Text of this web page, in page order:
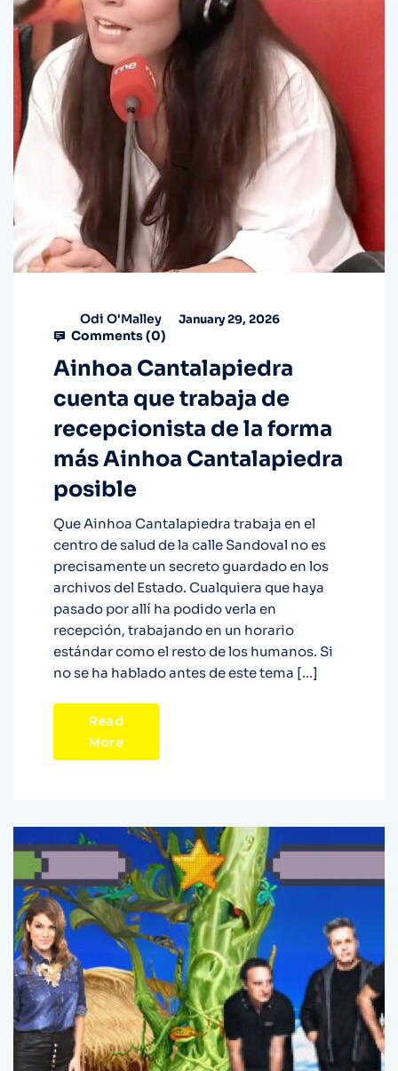
Odi O'Malley January 29, 2026
Comments (0)
Ainhoa Cantalapiedra
cuenta que trabaja de
recepcionista de la forma
más Ainhoa Cantalapiedra
posible
Que Ainhoa Cantalapiedra trabaja en el
centro de salud de la calle Sandoval no es
precisamente un secreto guardado en los
archivos del Estado. Cualquiera que haya
pasado por allí ha podido verla en
recepción, trabajando en un horario
estándar como el resto de los humanos. Si
no se ha hablado antes de este tema […]
Read
More